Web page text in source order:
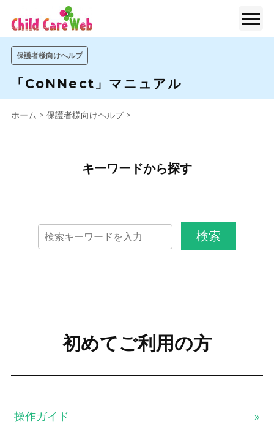
保護者様向けヘルプ
「CoNNect」マニュアル
ホーム > 保護者様向けヘルプ>
キーワードから探す
初めてご利用の方
操作ガイド